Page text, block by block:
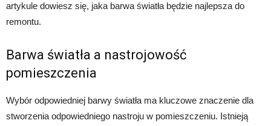
artykule dowiesz się, jaka barwa światła będzie najlepsza do
remontu.
Barwa światła a nastrojowość
pomieszczenia
Wybór odpowiedniej barwy światła ma kluczowe znaczenie dla
stworzenia odpowiedniego nastroju w pomieszczeniu. Istnieją